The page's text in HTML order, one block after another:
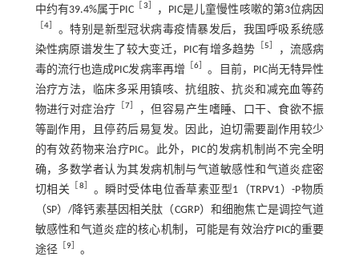
中约有39.4%属于PIC ［3］ ，PIC是儿童慢性咳嗽的第3位病因
［4］ 。特别是新型冠状病毒疫情暴发后，我国呼吸系统感
染性病原谱发生了较大变迁，PIC有增多趋势 ［5］
，流感病
毒的流行也造成PIC发病率再增 ［6］ 。目前，PIC尚无特异性
治疗方法，临床多采用镇咳、抗组胺、抗炎和减充血等药
物进行对症治疗 ［7］
，但容易产生嗜睡、口干、食欲不振
等副作用，且停药后易复发。因此，迫切需要副作用较少
的有效药物来治疗PIC。此外，PIC的发病机制尚不完全明
确，多数学者认为其发病机制与气道敏感性和气道炎症密
切相关 ［8］ 。瞬时受体电位香草素亚型1（TRPV1）-P物质
（SP）/降钙素基因相关肽（CGRP）和细胞焦亡是调控气道
敏感性和气道炎症的核心机制，可能是有效治疗PIC的重要
途径［9］ 。